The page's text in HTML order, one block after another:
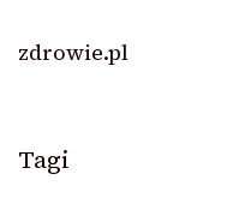
zdrowie.pl
Tagi